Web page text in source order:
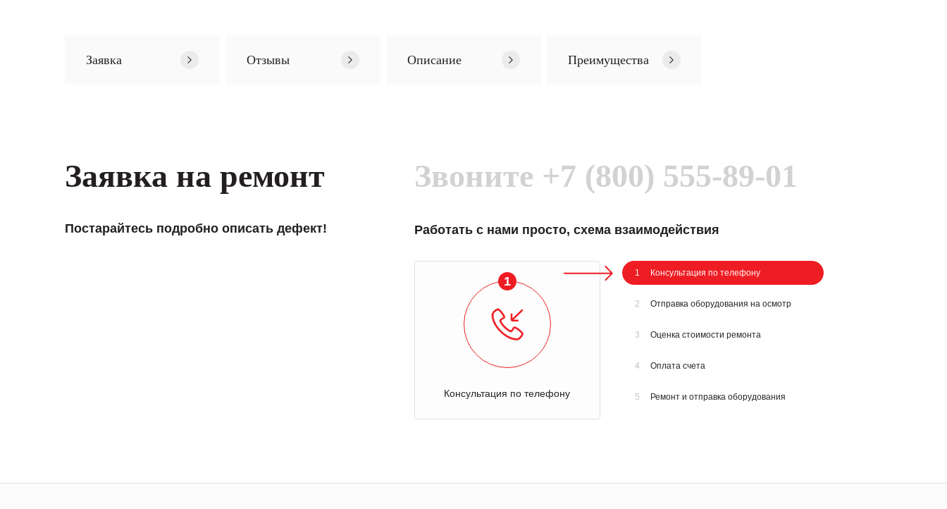
Заявка Отзывы Описание Преимущества
Заявка на ремонт
Постарайтесь подробно описать дефект!
Звоните +7 (800) 555-89-01
Работать с нами просто, схема взаимодействия
1
Консультация по телефону
1 Консультация по телефону
2 Отправка оборудования на осмотр
3 Оценка стоимости ремонта
4 Оплата счета
5 Ремонт и отправка оборудования